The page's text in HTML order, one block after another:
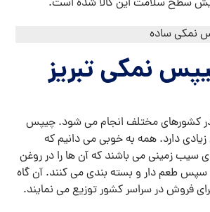
سطح سلامت این کالا شده است.
نمکی تبریز
کشورهای مختلف انجام می شود. چیپس
دارد. همه به خوبی می دانیم که
سیب زمینی می باشند که آن ها را در روغن
سپس طعم دار و بسته بندی می کنند. آن گاه
فروش در سراسر کشور توزیع می نمایند.